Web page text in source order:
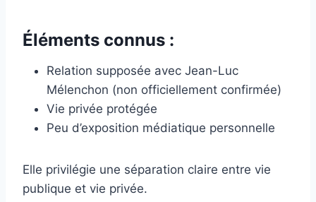
Éléments connus :
Relation supposée avec Jean-Luc
Mélenchon (non officiellement confirmée)
Vie privée protégée
Peu d’exposition médiatique personnelle
Elle privilégie une séparation claire entre vie
publique et vie privée.